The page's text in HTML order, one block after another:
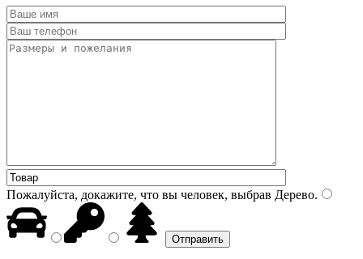
Пожалуйста, докажите, что вы человек, выбрав Дерево.